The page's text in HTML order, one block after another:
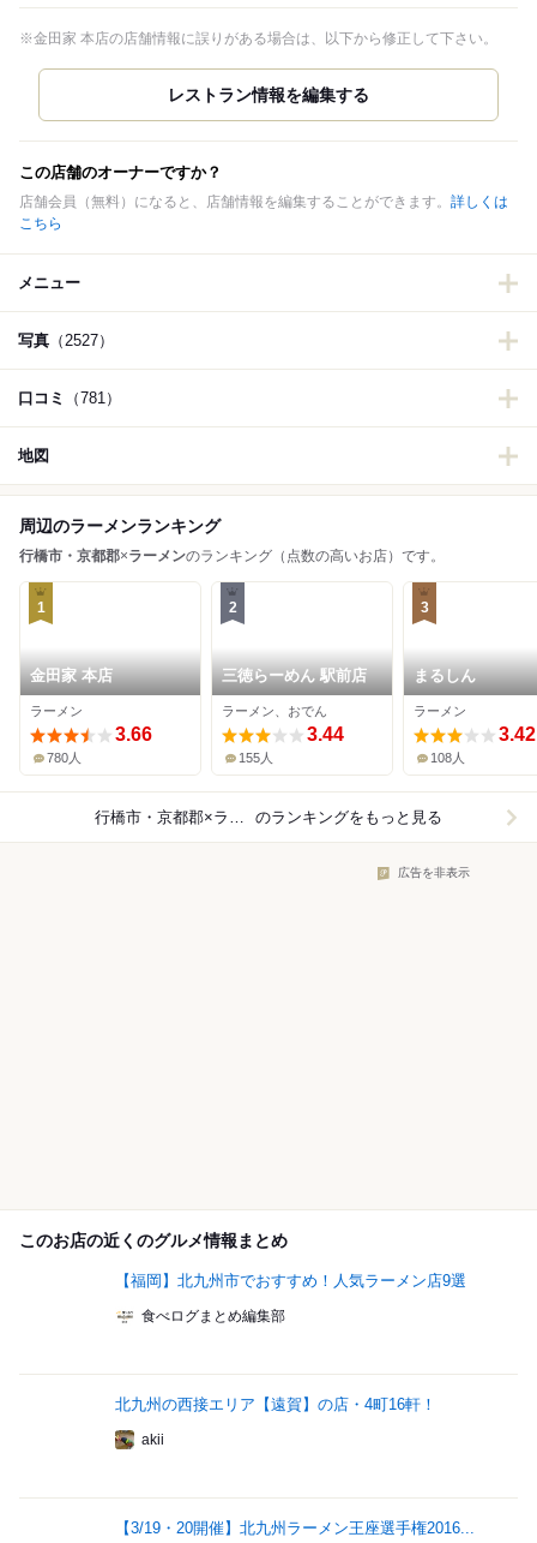
※金田家 本店の店舗情報に誤りがある場合は、以下から修正して下さい。
この店舗のオーナーですか？
店舗会員（無料）になると、店舗情報を編集することができます。 詳しくは
こちら
メニュー
写真 （2527）
口コミ （781）
地図
周辺のラーメンランキング
行橋市・京都郡×ラーメンのランキング（点数の高いお店）です。
1
金田家 本店
ラーメン
3.66
780人
2
三徳らーめん 駅前店
ラーメン、おでん
3.44
155人
3
まるしん
ラーメン
3.42
108人
行橋市・京都郡×ラーメン のランキングをもっと見る
広告を非表示
このお店の近くのグルメ情報まとめ
【福岡】北九州市でおすすめ！人気ラーメン店9選
食べログまとめ編集部
北九州の西接エリア【遠賀】の店・4町16軒！
akii
【3/19・20開催】北九州ラーメン王座選手権2016...